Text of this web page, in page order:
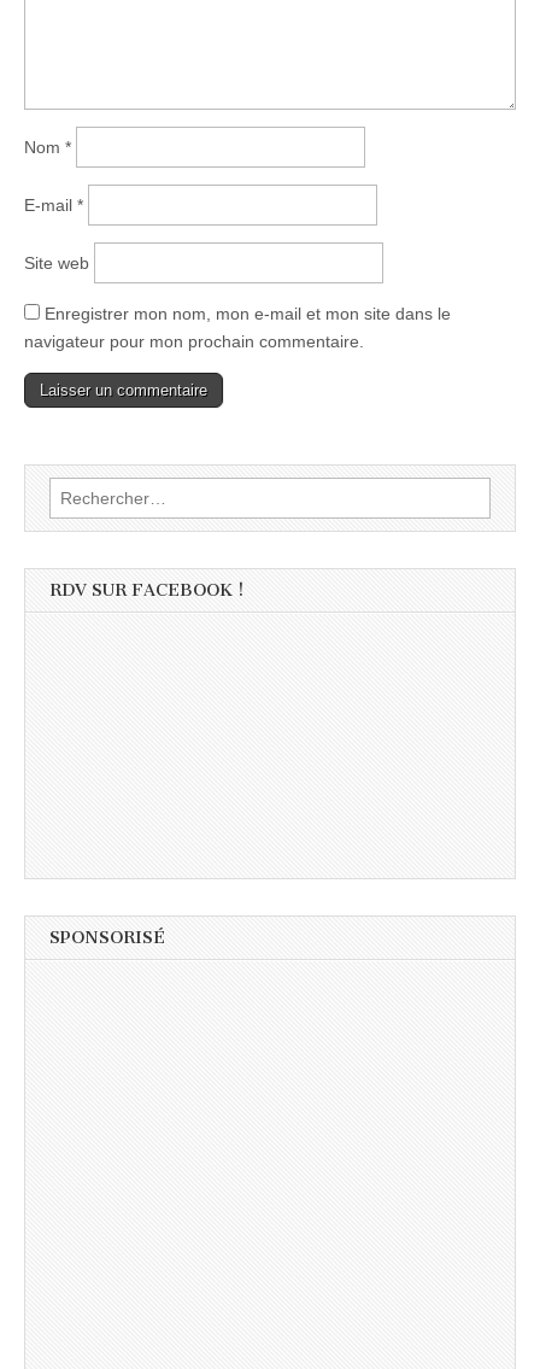
Nom *
E-mail *
Site web
Enregistrer mon nom, mon e-mail et mon site dans le
navigateur pour mon prochain commentaire.
Rechercher :
RDV SUR FACEBOOK !
SPONSORISÉ